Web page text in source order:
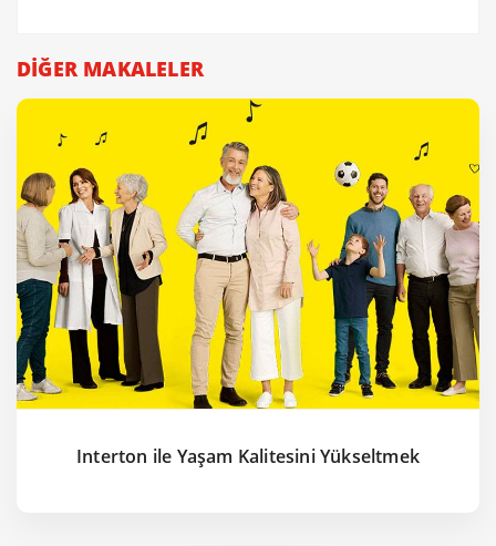
DİĞER MAKALELER
Interton ile Yaşam Kalitesini Yükseltmek